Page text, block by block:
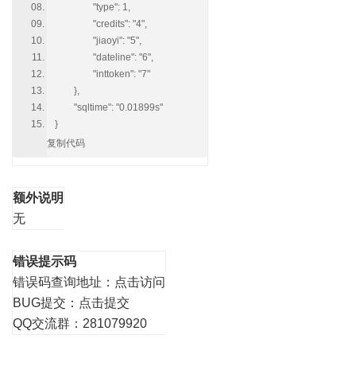
"type": 1,
"credits": "4",
"jiaoyi": "5",
"dateline": "6",
"inttoken": "7"
},
"sqltime": "0.01899s"
}
复制代码
额外说明
无
错误提示码
错误码查询地址： 点击访问
BUG提交： 点击提交
QQ交流群：281079920